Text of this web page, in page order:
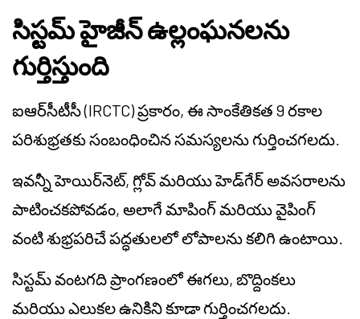
సిస్టమ్ హైజీన్ ఉల్లంఘనలను
గుర్తిస్తుంది
ఐఆర్‌సీటీసీ (IRCTC) ప్రకారం, ఈ సాంకేతికత 9 రకాల
పరిశుభ్రతకు సంబంధించిన సమస్యలను గుర్తించగలదు.
ఇవన్నీ హెయిర్‌నెట్, గ్లోవ్ మరియు హెడ్‌గేర్ అవసరాలను
పాటించకపోవడం, అలాగే మాపింగ్ మరియు వైపింగ్
వంటి శుభ్రపరిచే పద్ధతులలో లోపాలను కలిగి ఉంటాయి.
సిస్టమ్ వంటగది ప్రాంగణంలో ఈగలు, బొద్దింకలు
మరియు ఎలుకల ఉనికిని కూడా గుర్తించగలదు.